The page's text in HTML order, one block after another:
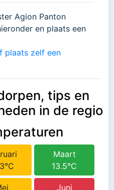
Agion Panton
en plaats een
plaats zelf een
tips en
in de regio
Maart
13.5°C
Juni